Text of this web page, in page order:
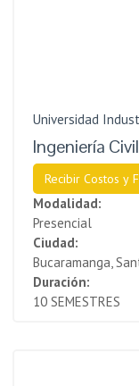
Universidad
Ingeniería Civil
Recibir Costos y
Modalidad:
Presencial
Ciudad:
Bucaramanga,
Duración:
10 SEMESTRES